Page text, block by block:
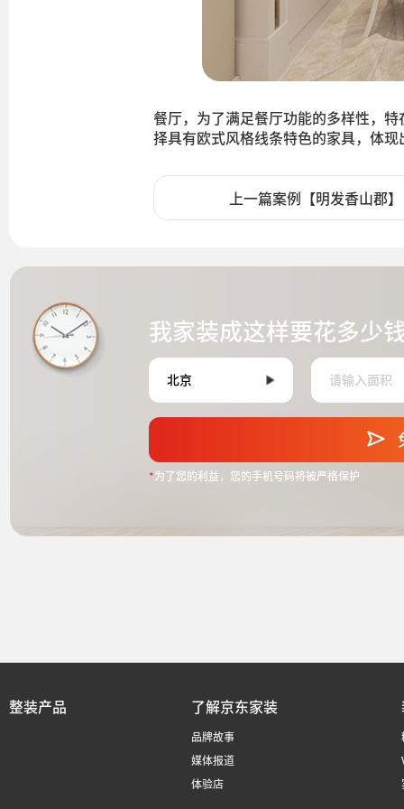
餐厅，为了满足餐厅功能的多样性，
择具有欧式风格线条特色的家具，体
上一篇案例【明发香山郡】
我家装成这样要花多少
*为了您的利益，您的手机号码将被严格保护
整装产品 了解京东家装
品牌故事
媒体报道
体验店